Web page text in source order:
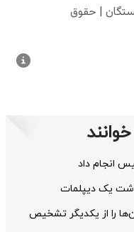
انجام داد
یک دیپلمات
را از یکدیگر تشخیص